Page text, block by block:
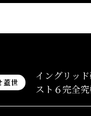
蓋世
イングリッ
スト６完全